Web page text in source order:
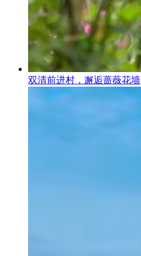
双清前进村，邂逅蔷薇花墙